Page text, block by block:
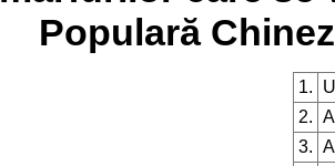
Populară
1.
2.
3.